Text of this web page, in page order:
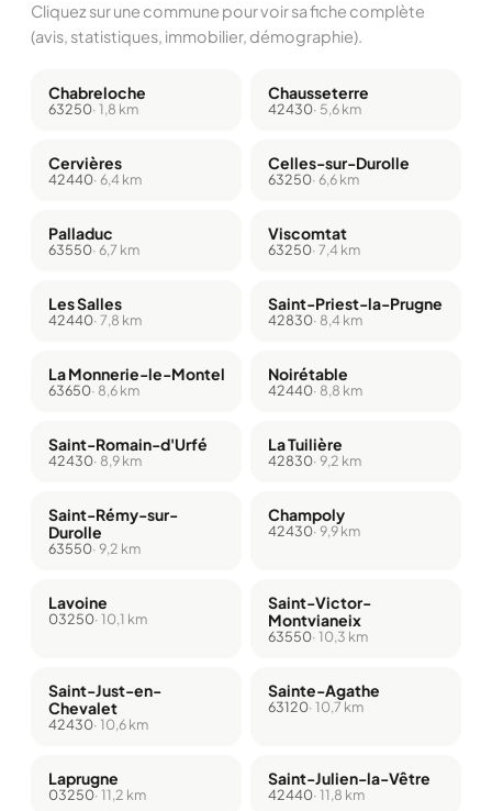
Cliquez sur une commune pour voir sa fiche complète
(avis, statistiques, immobilier, démographie).
Chabreloche
63250· 1,8 km
Chausseterre
42430· 5,6 km
Cervières
42440· 6,4 km
Celles-sur-Durolle
63250· 6,6 km
Palladuc
63550· 6,7 km
Viscomtat
63250· 7,4 km
Les Salles
42440· 7,8 km
Saint-Priest-la-Prugne
42830· 8,4 km
La Monnerie-le-Montel
63650· 8,6 km
Noirétable
42440· 8,8 km
Saint-Romain-d'Urfé
42430· 8,9 km
La Tuilière
42830· 9,2 km
Saint-Rémy-sur-
Durolle
63550· 9,2 km
Champoly
42430· 9,9 km
Lavoine
03250· 10,1 km
Saint-Victor-
Montvianeix
63550· 10,3 km
Saint-Just-en-
Chevalet
42430· 10,6 km
Sainte-Agathe
63120· 10,7 km
Laprugne
03250· 11,2 km
Saint-Julien-la-Vêtre
42440· 11,8 km